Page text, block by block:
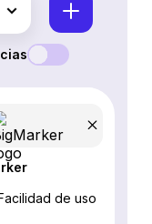
de uso